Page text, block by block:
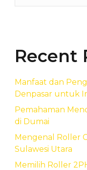
Recent
Manfaat dan
Denpasar untuk
Pemahaman
di Dumai
Mengenal Roller
Sulawesi Utara
Memilih Roller